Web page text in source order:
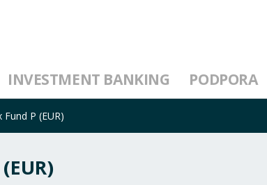
INVESTMENT BANKING PODPORA
P (EUR)